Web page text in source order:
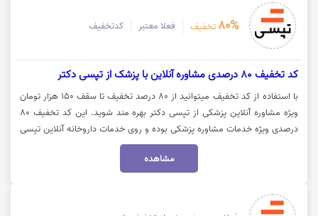
80% تخفیف فعلا معتبر کدتخفیف
کد تخفیف 80 درصدی مشاوره آنلاین با پزشک از تپسی دکتر
با استفاده از کد تخفیف میتوانید از 80 درصد تخفیف تا سقف 150 هزار تومان
ویژه مشاوره آنلاین پزشکی از تپسی دکتر بهره مند شوید. این کد تخفیف ۸۰
درصدی ویژه خدمات مشاوره پزشکی بوده و روی خدمات داروخانه آنلاین تپسی
دکتر قابل استفاده نیست. جهت استفاده از تخفیف تپسی دکتر روی گزینه "خرید
مشاهده